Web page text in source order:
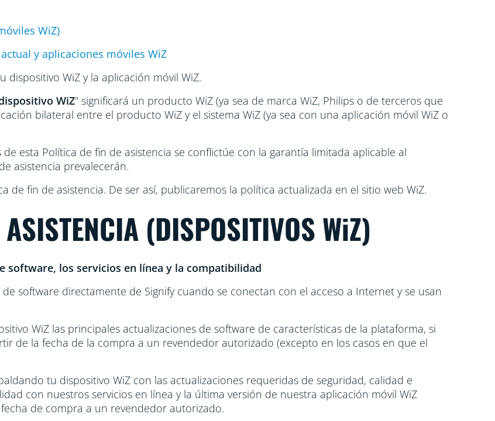
WiZ)
y aplicaciones móviles WiZ
WiZ y la aplicación móvil WiZ.
WiZ" significará un producto WiZ (ya sea de marca WiZ, Philips o de terceros que
bilateral entre el producto WiZ y el sistema WiZ (ya sea con una aplicación móvil WiZ o
esta Política de fin de asistencia se conflictúe con la garantía limitada aplicable al
asistencia prevalecerán.
de fin de asistencia. De ser así, publicaremos la política actualizada en el sitio web WiZ.
(DISPOSITIVOS WiZ)
software, los servicios en línea y la compatibilidad
software directamente de Signify cuando se conectan con el acceso a Internet y se usan
WiZ las principales actualizaciones de software de características de la plataforma, si
de la fecha de la compra a un revendedor autorizado (excepto en los casos en que el
tu dispositivo WiZ con las actualizaciones requeridas de seguridad, calidad e
con nuestros servicios en línea y la última versión de nuestra aplicación móvil WiZ
de compra a un revendedor autorizado.